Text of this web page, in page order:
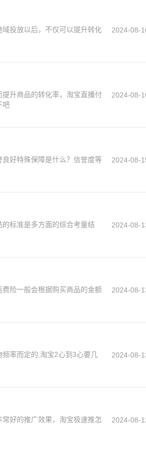
投放以后，不仅可以提升转化
2024-08-
升商品的转化率，淘宝直播付
吧
2024-08-
好特殊保障是什么？信誉度等
2024-08-
标准是多方面的综合考量结
2024-08-
险一般会根据购买商品的金额
2024-08-
率而定的,淘宝2心到3心要几
2024-08-
好的推广效果，淘宝极速推怎
2024-08-